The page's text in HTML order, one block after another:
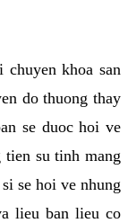
khoa san
do thuong thay
se duoc hoi ve
su tinh mang
se hoi ve nhung
lieu ban lieu co